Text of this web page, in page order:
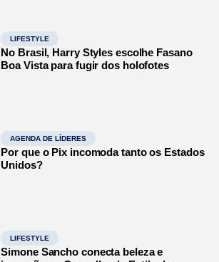
LIFESTYLE
No Brasil, Harry Styles escolhe Fasano
Boa Vista para fugir dos holofotes
AGENDA DE LÍDERES
Por que o Pix incomoda tanto os Estados
Unidos?
LIFESTYLE
Simone Sancho conecta beleza e